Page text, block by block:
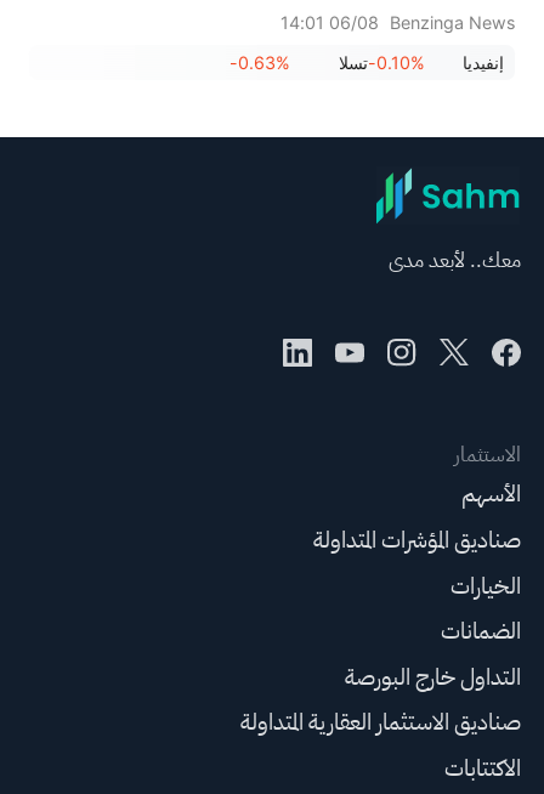
Benzinga News
06/08 14:01
إنفيديا
-0.10%تسلا -0.63%
معك.. لأبعد مدى
الاستثمار
الأسهم
صناديق المؤشرات المتداولة
الخيارات
الضمانات
التداول خارج البورصة
صناديق الاستثمار العقارية المتداولة
الاكتتابات